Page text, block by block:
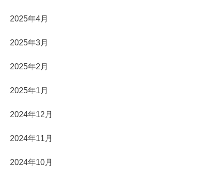
2025年4月
2025年3月
2025年2月
2025年1月
2024年12月
2024年11月
2024年10月